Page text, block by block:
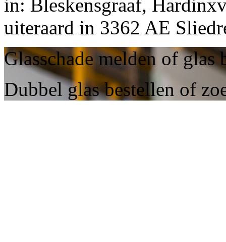
in: Bleskensgraaf,
uiteraard in 3362 AE
Glasschade melden of glas
Dubbel glas bestellen of